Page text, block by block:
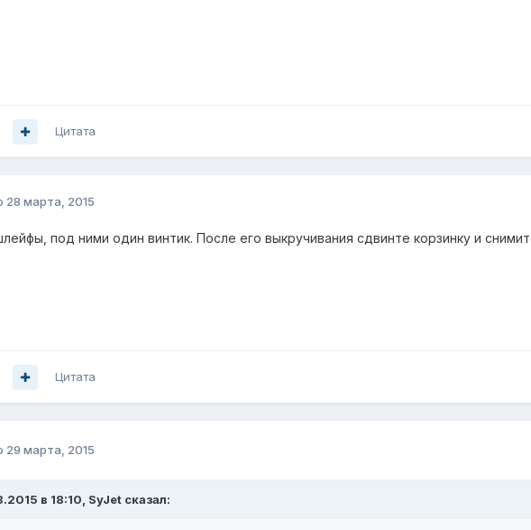
Цитата
28 марта, 2015
под ними один винтик. После его выкручивания сдвинте корзинку и
Цитата
29 марта, 2015
в 18:10, SyJet сказал: